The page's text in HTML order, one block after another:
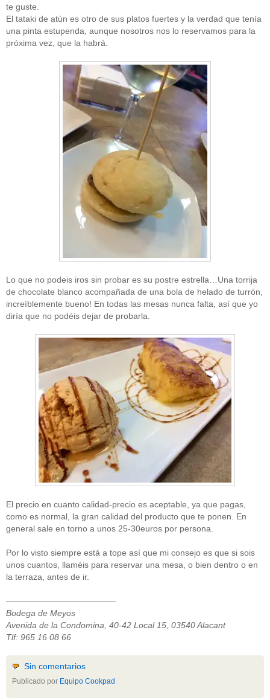
te guste.
El tataki de atún es otro de sus platos fuertes y la verdad que tenía
una pinta estupenda, aunque nosotros nos lo reservamos para la
próxima vez, que la habrá.
Lo que no podeis iros sin probar es su postre estrella…Una torrija
de chocolate blanco acompañada de una bola de helado de turrón,
increíblemente bueno! En todas las mesas nunca falta, así que yo
diría que no podéis dejar de probarla.
El precio en cuanto calidad-precio es aceptable, ya que pagas,
como es normal, la gran calidad del producto que te ponen. En
general sale en torno a unos 25-30euros por persona.
Por lo visto siempre está a tope así que mi consejo es que si sois
unos cuantos, llaméis para reservar una mesa, o bien dentro o en
la terraza, antes de ir.
—————————————
Bodega de Meyos
Avenida de la Condomina, 40-42 Local 15, 03540 Alacant
Tlf: 965 16 08 66
Sin comentarios
Publicado por Equipo Cookpad